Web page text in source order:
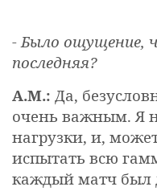
- Было ощущение,
последняя?
А.М.: Да,
очень важным. Я
нагрузки, и,
испытать всю
каждый матч был